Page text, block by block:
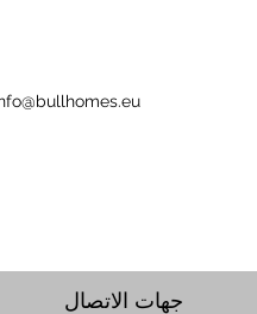
جهات الاتصال